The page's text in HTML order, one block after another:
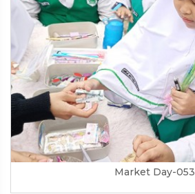
Market Day-053